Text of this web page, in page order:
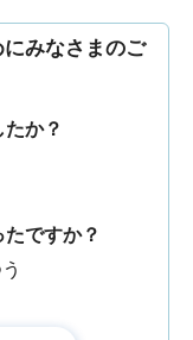
みなさまのご
か？
ですか？